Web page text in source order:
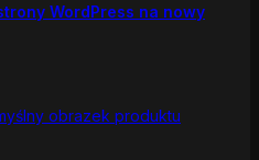
WordPress na nowy